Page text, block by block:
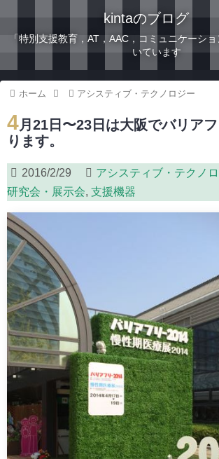
kintaのブログ
「特別支援教育，AT，AAC，コミュニケーシ
いています
ホーム アシスティブ・テクノロジー
4月21日〜23日は大阪でバリア
ります。
2016/2/29 アシスティブ・テクノ
研究会・展示会, 支援機器